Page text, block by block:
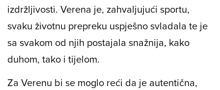
izdržljivosti. Verena je, zahvaljujući sportu,
svaku životnu prepreku uspješno svladala te je
sa svakom od njih postajala snažnija, kako
duhom, tako i tijelom.
Za Verenu bi se moglo reći da je autentična,